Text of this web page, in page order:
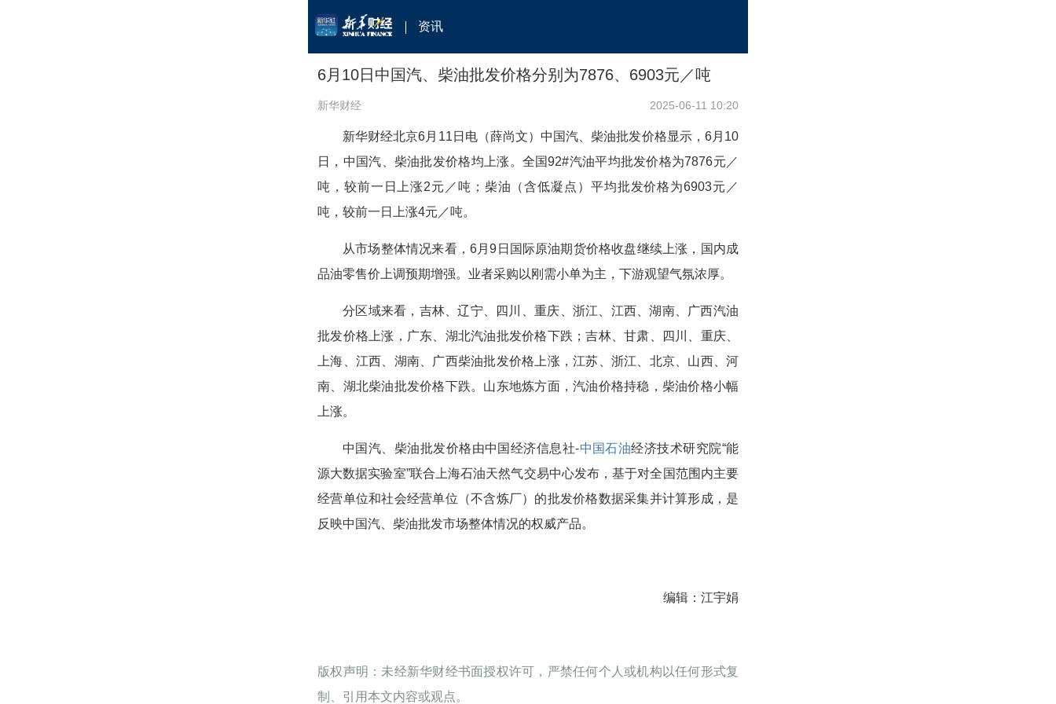
资讯
6月10日中国汽、柴油批发价格分别为7876、6903元／吨
新华财经 2025-06-11 10:20
新华财经北京6月11日电（薛尚文）中国汽、柴油批发价格显示，6月10
日，中国汽、柴油批发价格均上涨。全国92#汽油平均批发价格为7876元／
吨，较前一日上涨2元／吨；柴油（含低凝点）平均批发价格为6903元／
吨，较前一日上涨4元／吨。
从市场整体情况来看，6月9日国际原油期货价格收盘继续上涨，国内成
品油零售价上调预期增强。业者采购以刚需小单为主，下游观望气氛浓厚。
分区域来看，吉林、辽宁、四川、重庆、浙江、江西、湖南、广西汽油
批发价格上涨，广东、湖北汽油批发价格下跌；吉林、甘肃、四川、重庆、
上海、江西、湖南、广西柴油批发价格上涨，江苏、浙江、北京、山西、河
南、湖北柴油批发价格下跌。山东地炼方面，汽油价格持稳，柴油价格小幅
上涨。
中国汽、柴油批发价格由中国经济信息社-中国石油经济技术研究院“能
源大数据实验室”联合上海石油天然气交易中心发布，基于对全国范围内主要
经营单位和社会经营单位（不含炼厂）的批发价格数据采集并计算形成，是
反映中国汽、柴油批发市场整体情况的权威产品。
编辑：江宇娟
版权声明：未经新华财经书面授权许可，严禁任何个人或机构以任何形式复
制、引用本文内容或观点。